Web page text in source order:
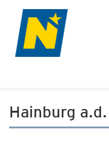
Hainburg